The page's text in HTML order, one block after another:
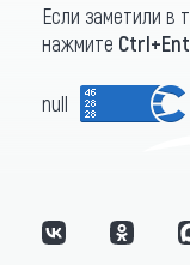
Если заметили в
нажмите
null